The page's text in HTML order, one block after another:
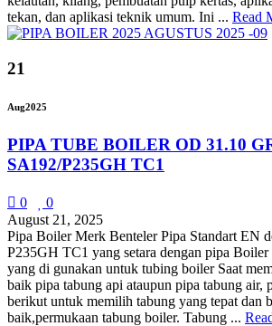
tekan, dan aplikasi teknik umum. Ini ... Read
21
Aug2025
PIPA TUBE BOILER OD 31.10
SA192/P235GH TC1
0
0
August 21, 2025
Pipa Boiler Merk Benteler Pipa Standart EN
P235GH TC1 yang setara dengan pipa
yang di gunakan untuk tubing boiler Saat
baik pipa tabung api ataupun pipa tabung air,
berikut untuk memilih tabung yang tepat dan
baik,permukaan tabung boiler. Tabung ...